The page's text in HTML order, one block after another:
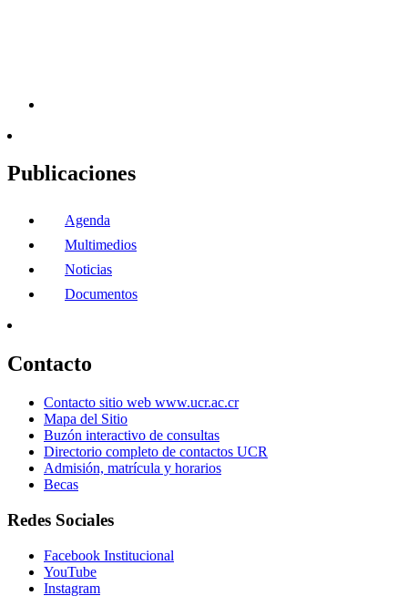
Publicaciones
Agenda
Multimedios
Noticias
Documentos
Contacto
Contacto sitio web www.ucr.ac.cr
Mapa del Sitio
Buzón interactivo de consultas
Directorio completo de contactos UCR
Admisión, matrícula y horarios
Becas
Redes Sociales
Facebook Institucional
YouTube
Instagram